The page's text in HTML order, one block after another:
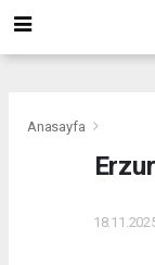
Anasayfa